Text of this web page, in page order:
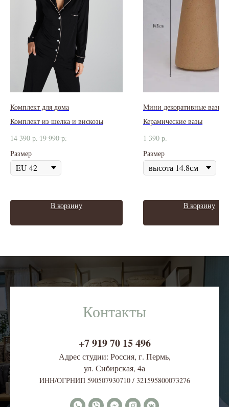
Комплект для дома
Комплект из шелка и вискозы
14 390 р. 19 990 р.
Размер
В корзину
Мини декоративные вазы
Керамические вазы
1 390 р.
Размер
В корзину
Контакты
+7 919 70 15 496
Адрес студии: Россия, г. Пермь,
ул. Сибирская, 4а
ИНН/ОГРНИП 590507930710 / 321595800073276